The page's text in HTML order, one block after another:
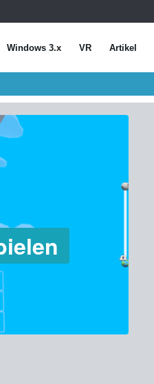
Windows 3.x VR Artikel